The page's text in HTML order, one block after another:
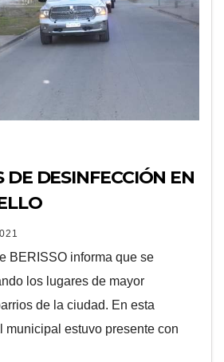
DE DESINFECCIÓN EN
BERISSO informa que se
los lugares de mayor
de la ciudad. En esta
municipal estuvo presente con